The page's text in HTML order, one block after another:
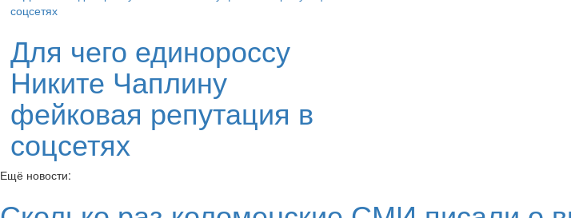
Для чего единороссу
Никите Чаплину
фейковая репутация в
соцсетях
Ещё новости: